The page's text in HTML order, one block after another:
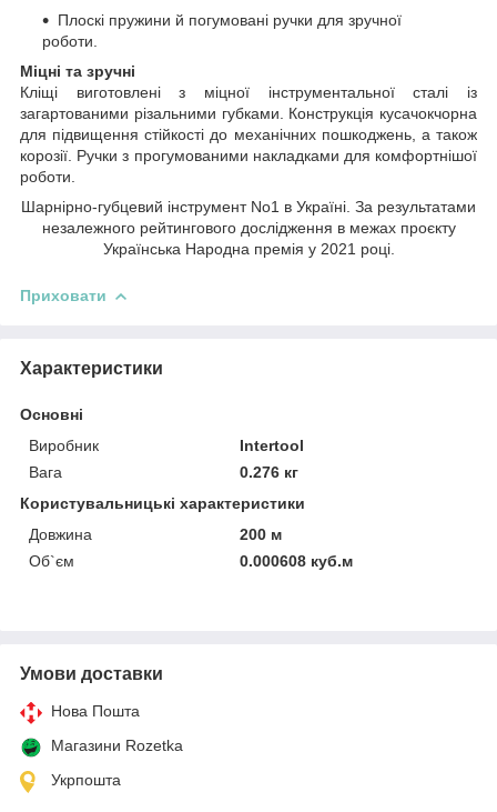
Плоскі пружини й погумовані ручки для зручної
роботи.
Міцні та зручні
Кліщі виготовлені з міцної інструментальної сталі із
загартованими різальними губками. Конструкція кусачокчорна
для підвищення стійкості до механічних пошкоджень, а також
корозії. Ручки з прогумованими накладками для комфортнішої
роботи.
Шарнірно-губцевий інструмент No1 в Україні. За результатами
незалежного рейтингового дослідження в межах проєкту
Українська Народна премія у 2021 році.
Приховати
Характеристики
Основні
Виробник
Intertool
Вага
0.276 кг
Користувальницькі характеристики
Довжина
200 м
Об`єм
0.000608 куб.м
Умови доставки
Нова Пошта
Магазини Rozetka
Укрпошта